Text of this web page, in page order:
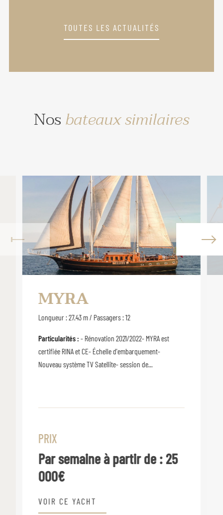
TOUTES LES ACTUALITÉS
Nosbateaux similaires
MYRA
Longueur : 27.43 m / Passagers : 12
Particularités : - Rénovation 2021/2022- MYRA est
certifiée RINA et CE- Échelle d'embarquement-
Nouveau système TV Satellite- session de...
PRIX
Par semaine à partir de :25
000€
VOIR CE YACHT